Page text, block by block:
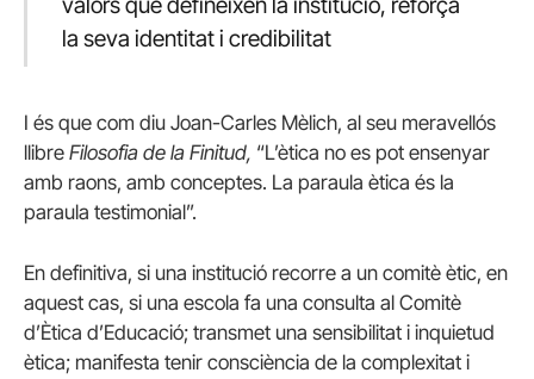
la seva identitat i credibilitat
I és que com diu Joan-Carles Mèlich, al seu meravellós
llibre Filosofia de la Finitud, “L’ètica no es pot ensenyar
amb raons, amb conceptes. La paraula ètica és la
paraula testimonial”.
En definitiva, si una institució recorre a un comitè ètic, en
aquest cas, si una escola fa una consulta al Comitè
d’Ètica d’Educació; transmet una sensibilitat i inquietud
ètica; manifesta tenir consciència de la complexitat i